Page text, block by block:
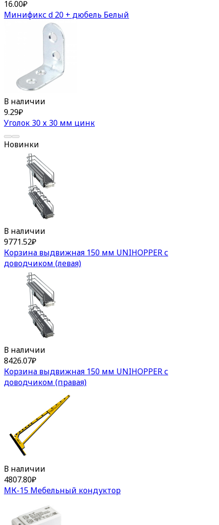
16.00₽
Минификс d 20 + дюбель Белый
В наличии
9.29₽
Уголок 30 х 30 мм цинк
Новинки
В наличии
9771.52₽
Корзина выдвижная 150 мм UNIHOPPER с
доводчиком (левая)
В наличии
8426.07₽
Корзина выдвижная 150 мм UNIHOPPER с
доводчиком (правая)
В наличии
4807.80₽
МК-15 Мебельный кондуктор